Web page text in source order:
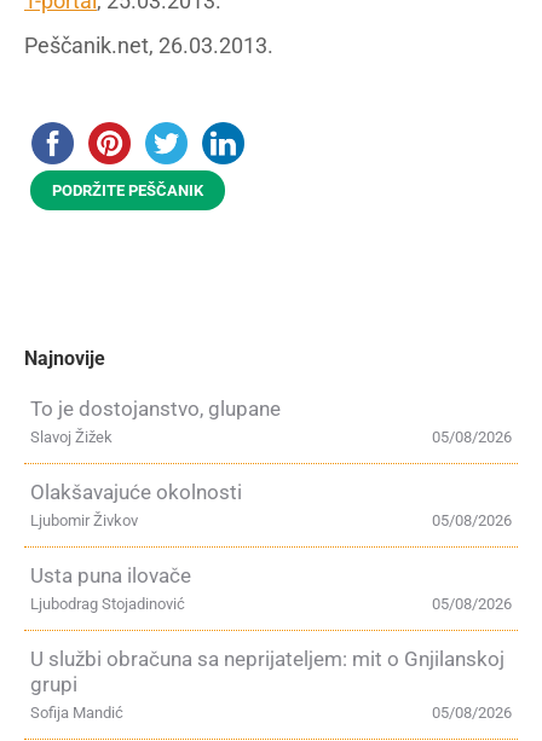
Peščanik.net, 26.03.2013.
PODRŽITE PEŠČANIK
Najnovije
To je dostojanstvo, glupane
05/08/2026
Slavoj Žižek
Olakšavajuće okolnosti
05/08/2026
Ljubomir Živkov
Usta puna ilovače
05/08/2026
Ljubodrag Stojadinović
U službi obračuna sa neprijateljem: mit o Gnjilanskoj
grupi
05/08/2026
Sofija Mandić